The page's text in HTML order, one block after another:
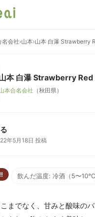
名会社›山本›山本 白瀑 Strawberry
本 白瀑 Strawberry Red
本合名会社 （秋田県）
年5月18日 投稿
飲んだ温度: 冷酒（5〜10℃
までなく、甘みと酸味のバ